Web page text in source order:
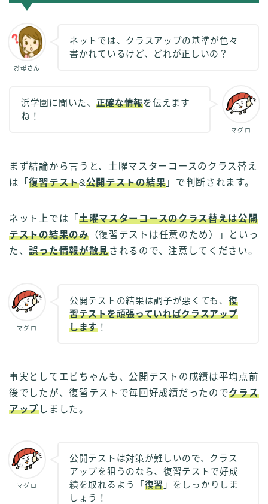
お母さん
ネットでは、クラスアップの基準が色々
書かれているけど、どれが正しいの？
マグロ
浜学園に聞いた、 正確な情報を伝えます
ね！
まず結論から言うと、土曜マスターコースのクラス替え
は「復習テスト&公開テストの結果 」で判断されます。
ネット上では「 土曜マスターコースのクラス替えは公開
テストの結果のみ（復習テストは任意のため）」といっ
た、誤った情報が散見されるので、注意してください。
マグロ
公開テストの結果は調子が悪くても、 復
習テストを頑張っていればクラスアップ
します ！
事実としてエビちゃんも、公開テストの成績は平均点前
後でしたが、復習テストで毎回好成績だったのでクラス
アップしました。
マグロ
公開テストは対策が難しいので、クラス
アップを狙うのなら、復習テストで好成
績を取れるよう「 復習 」をしっかりしま
しょう！